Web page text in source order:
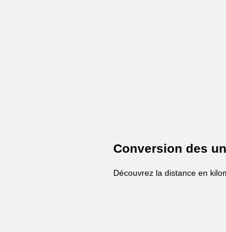
Conversion des
Découvrez la distance en